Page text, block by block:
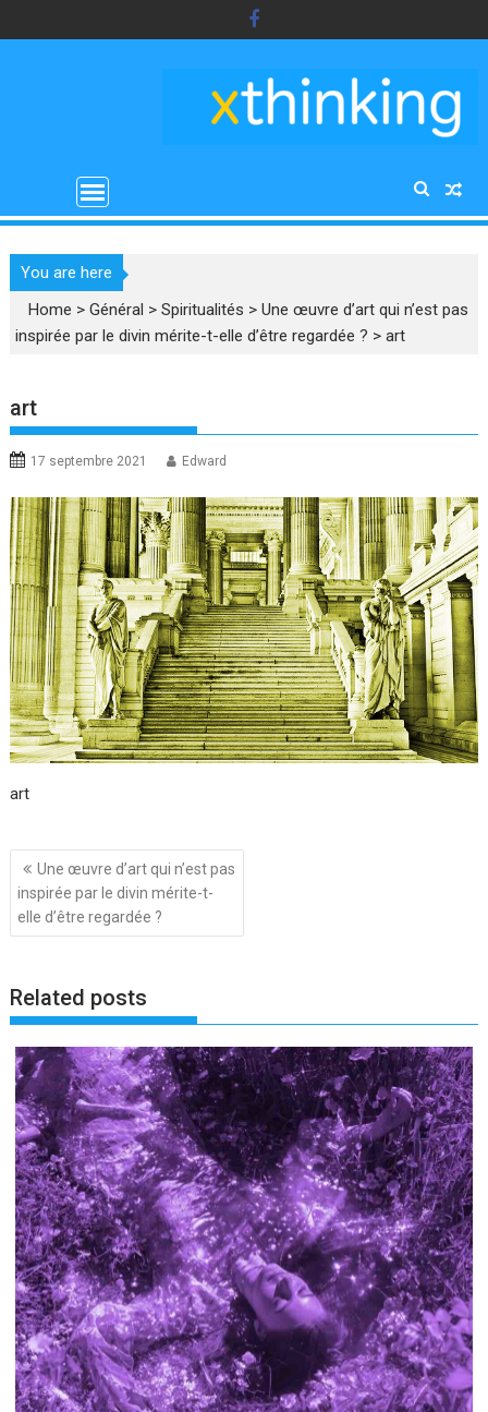
to
You are here
Home >Général >Spiritualités >Une œuvre d’art qui n’est pas
inspirée par le divin mérite-t-elle d’être regardée ? >art
art
17 septembre 2021 Edward
art
Navigation
de
l’article
Une œuvre d’art qui n’est pas
inspirée par le divin mérite-t-
elle d’être regardée ?
Related posts